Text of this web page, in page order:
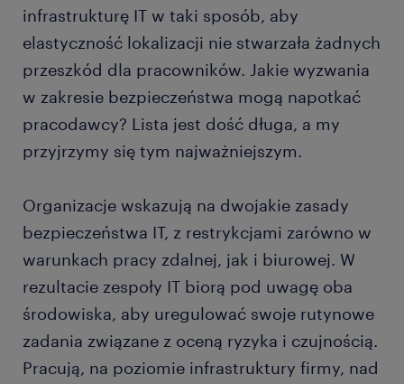
infrastrukturę IT w taki sposób, aby
elastyczność lokalizacji nie stwarzała żadnych
przeszkód dla pracowników. Jakie wyzwania
w zakresie bezpieczeństwa mogą napotkać
pracodawcy? Lista jest dość długa, a my
przyjrzymy się tym najważniejszym.
Organizacje wskazują na dwojakie zasady
bezpieczeństwa IT, z restrykcjami zarówno w
warunkach pracy zdalnej, jak i biurowej. W
rezultacie zespoły IT biorą pod uwagę oba
środowiska, aby uregulować swoje rutynowe
zadania związane z oceną ryzyka i czujnością.
Pracują, na poziomie infrastruktury firmy, nad